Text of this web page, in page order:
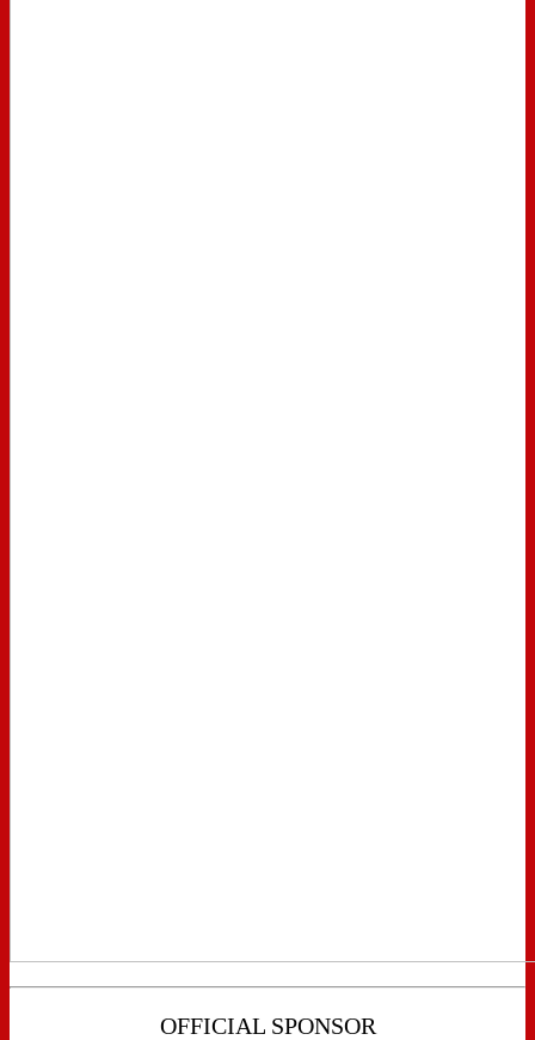
OFFICIAL SPONSOR